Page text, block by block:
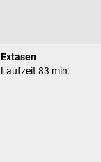
Extasen
Laufzeit 83 min.